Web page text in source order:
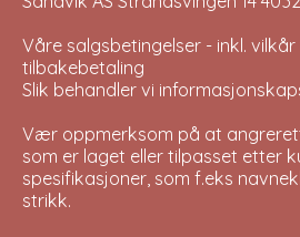
Våre salgsbetingelser - inkl.
tilbakebetaling
Slik behandler vi
Vær oppmerksom på at
som er laget eller tilpasset etter
spesifikasjoner, som f.eks
strikk.